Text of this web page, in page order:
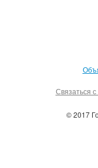
Связаться
© 2017